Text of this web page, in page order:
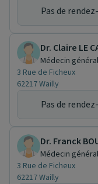
Pas de
Dr. Claire LE
Médecin
3 Rue de Ficheux
62217 Wailly
Pas de
Dr. Franck
Médecin
3 Rue de Ficheux
62217 Wailly